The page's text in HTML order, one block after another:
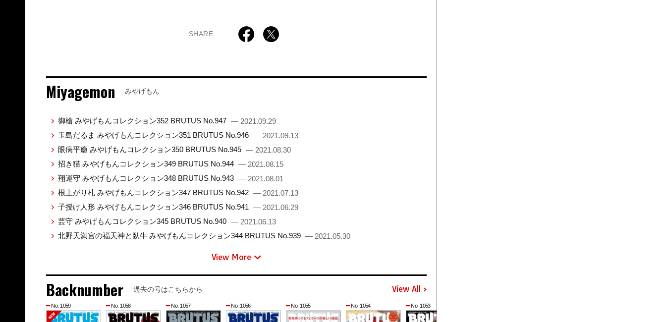
SHARE
Miyagemon みやげもん
御槍 みやげもんコレクション352 BRUTUS No.947 — 2021.09.29
玉島だるま みやげもんコレクション351 BRUTUS No.946 — 2021.09.13
眼病平癒 みやげもんコレクション350 BRUTUS No.945 — 2021.08.30
招き猫 みやげもんコレクション349 BRUTUS No.944 — 2021.08.15
翔運守 みやげもんコレクション348 BRUTUS No.943 — 2021.08.01
根上がり札 みやげもんコレクション347 BRUTUS No.942 — 2021.07.13
子授け人形 みやげもんコレクション346 BRUTUS No.941 — 2021.06.29
芸守 みやげもんコレクション345 BRUTUS No.940 — 2021.06.13
北野天満宮の福天神と臥牛 みやげもんコレクション344 BRUTUS No.939 — 2021.05.30
View More
Backnumber 過去の号はこちらから View All
No. 1059 No. 1058 No. 1057 No. 1056 No. 1055 No. 1054 No. 1053